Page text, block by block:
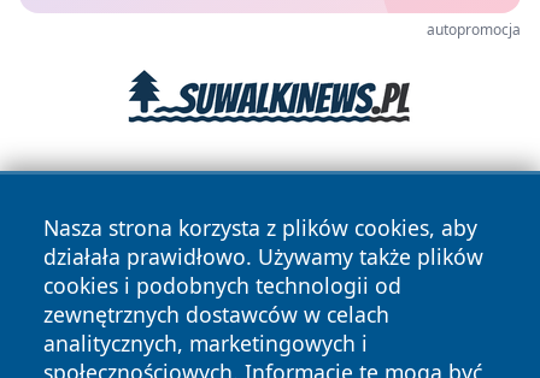
autopromocja
Nasza strona korzysta z plików cookies, aby
działała prawidłowo. Używamy także plików
cookies i podobnych technologii od
zewnętrznych dostawców w celach
analitycznych, marketingowych i
społecznościowych. Informacje te mogą być
Copyright © 2026 stargardlokalnie.pl Wszystkie prawa
zastrzeżone.